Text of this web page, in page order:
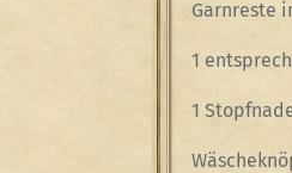
Garnreste
1
1